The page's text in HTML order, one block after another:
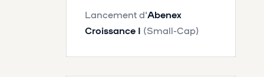
Lancement d'Abenex
Croissance I (Small-Cap)